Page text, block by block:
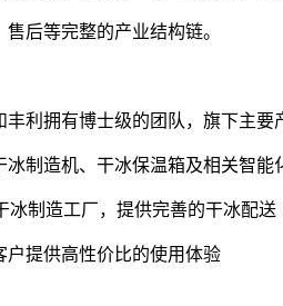
后等完整的产业结构链。
利拥有博士级的团队，旗下主要
制造机、干冰保温箱及相关智能
冰制造工厂，提供完善的干冰配送
提供高性价比的使用体验